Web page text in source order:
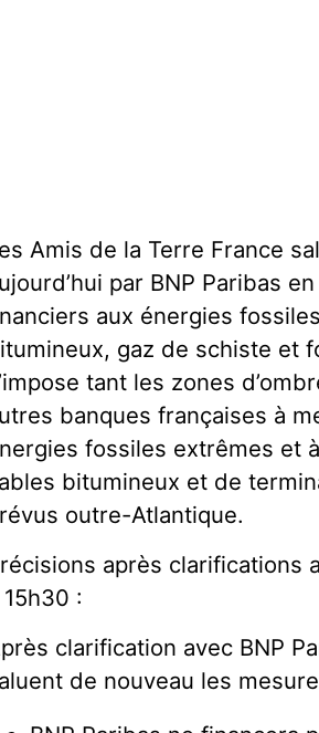
Amis de la Terre France
par BNP Paribas
aux énergies
gaz de schiste et
tant les zones
banques françaises à
fossiles extrêmes et
bitumineux et de
outre-Atlantique.
après clarifications
15h30 :
clarification avec BNP
de nouveau les